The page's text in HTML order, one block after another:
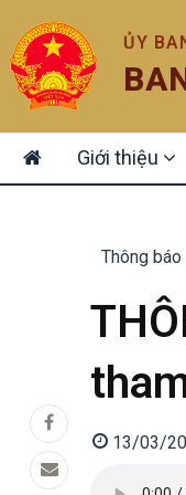
ỦY
NAVIGATION
Giới thiệu
Thông báo
13/03/